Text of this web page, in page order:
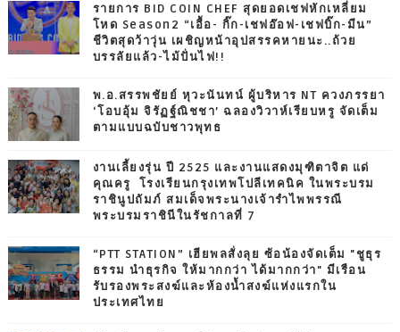
รายการ BID COIN CHEF สุดยอดเชฟหักเหลี่ยม
โหด Season2 “เอื้อ- กิ๊ก-เชฟอ๊อฟ-เชฟบิ๊ก-มีน”
ชีวิตสุดว้าวุ่น เผชิญหน้าอุปสรรคหายนะ..ถ้วย
บรรลัยแล้ว-ไม้ปั่นไฟ!!
พ.อ.สรรพชัยย์ หุวะนันทน์ ผู้บริหาร NT ควงภรรยา
‘โอบอุ้ม จิรัฏฐ์ณิชชา’ ฉลองวิวาห์เรียบหรู จัดเต็ม
ตามแบบฉบับชาวพุทธ
งานเลี้ยงรุ่น ปี 2525 และงานแสดงมุฑิตาจิต แด่
คุณครู โรงเรียนกรุงเทพโปลีเทคนิค ในพระบรม
ราชินูปถัมภ์ สมเด็จพระนางเจ้ารำไพพรรณี
พระบรมราชินีในรัชกาลที่ 7
“PTT STATION” เฮียพลสั่งลุย ซ้อน้องจัดเต็ม "ชูธุร
ธรรม นำธุรกิจ ให้มากกว่า ได้มากกว่า" มีเรือน
รับรองพระสงฆ์และห้องน้ำสงฆ์แห่งแรกใน
ประเทศไทย